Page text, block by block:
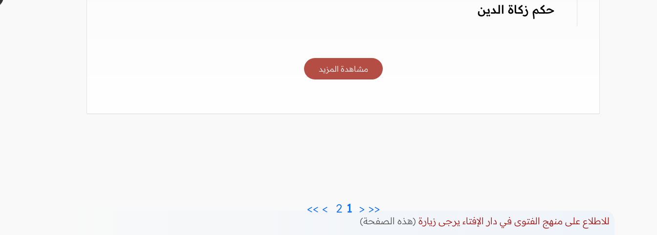
حكم زكاة الدين
مشاهدة المزيد
<<
<
2
>
>>
للاطلاع على منهج الفتوى في دار الإفتاء يرجى زيارة (هذه الصفحة)